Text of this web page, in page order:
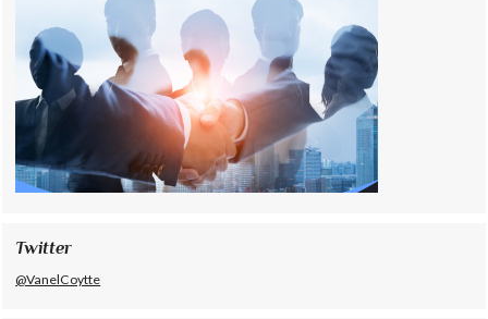
Twitter
@VanelCoytte